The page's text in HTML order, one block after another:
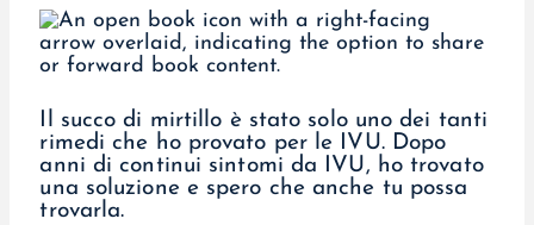
Il succo di mirtillo è stato solo uno dei tanti
rimedi che ho provato per le IVU. Dopo
anni di continui sintomi da IVU, ho trovato
una soluzione e spero che anche tu possa
trovarla.